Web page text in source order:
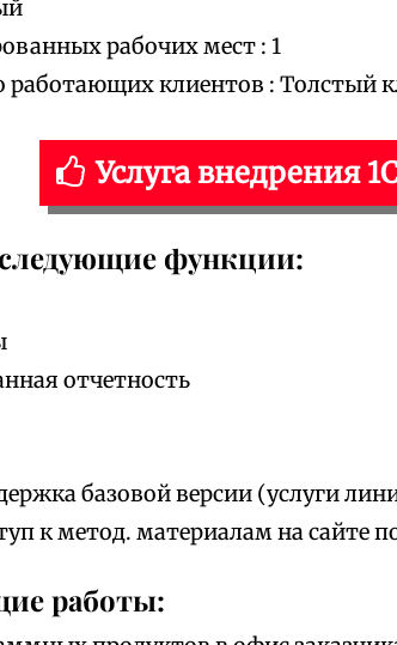
рабочих мест : 1
работающих клиентов : Толстый
Услуга внедрения
функции:
отчетность
базовой версии (услуги
к метод. материалам на сайте
работы: